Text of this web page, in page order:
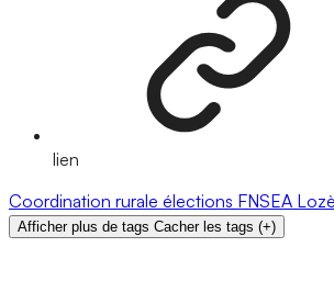
lien
Coordination rurale élections FNSEA
Afficher plus de tags Cacher les tags (+)